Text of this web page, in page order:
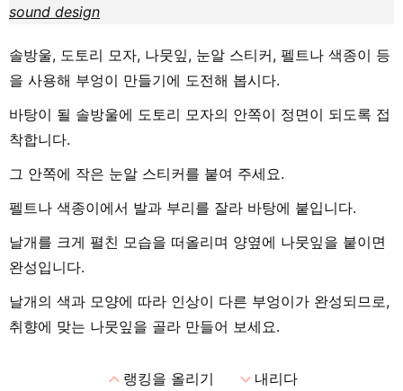
sound design
솔방울, 도토리 모자, 나뭇잎, 눈알 스티커, 펠트나 색종이 등
을 사용해 부엉이 만들기에 도전해 봅시다.
바탕이 될 솔방울에 도토리 모자의 안쪽이 정면이 되도록 접
착합니다.
그 안쪽에 작은 눈알 스티커를 붙여 주세요.
펠트나 색종이에서 발과 부리를 잘라 바탕에 붙입니다.
날개를 크게 펼친 모습을 떠올리며 양옆에 나뭇잎을 붙이면
완성입니다.
날개의 색과 모양에 따라 인상이 다른 부엉이가 완성되므로,
취향에 맞는 나뭇잎을 골라 만들어 보세요.
expand_less랭킹을 올리기 expand_more내리다